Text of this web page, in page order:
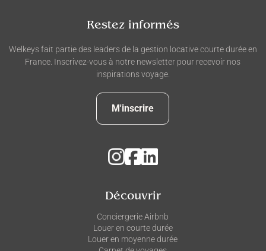
Restez informés
Welkeys fait partie des leaders de la gestion locative courte durée en
France. Inscrivez-vous à notre newsletter pour recevoir nos
inspirations voyage.
M'inscrire
Découvrir
Conciergerie Airbnb
Louer en courte durée
Louer en moyenne durée